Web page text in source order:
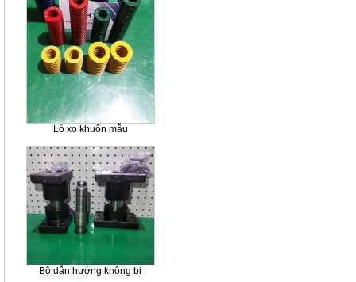
Lò xo khuôn mẫu
Bộ dẫn hướng không bi